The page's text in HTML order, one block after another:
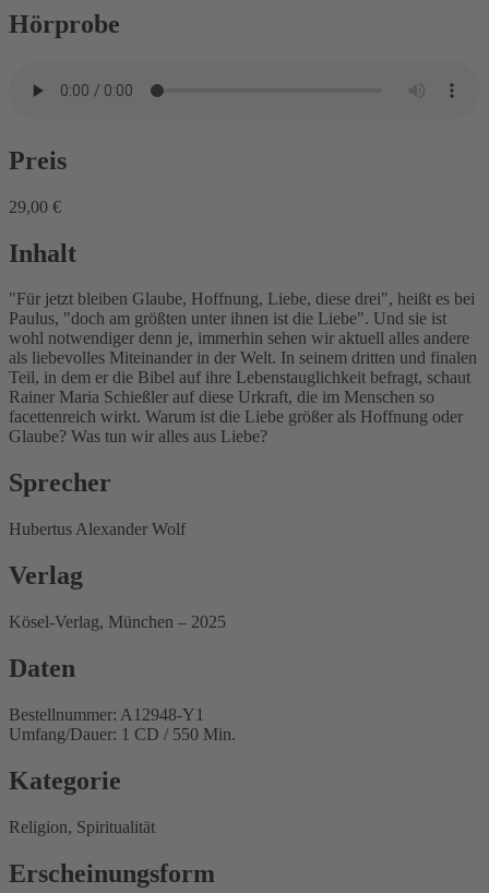
Hörprobe
Preis
29,00 €
Inhalt
"Für jetzt bleiben Glaube, Hoffnung, Liebe, diese drei", heißt es bei
Paulus, "doch am größten unter ihnen ist die Liebe". Und sie ist
wohl notwendiger denn je, immerhin sehen wir aktuell alles andere
als liebevolles Miteinander in der Welt. In seinem dritten und finalen
Teil, in dem er die Bibel auf ihre Lebenstauglichkeit befragt, schaut
Rainer Maria Schießler auf diese Urkraft, die im Menschen so
facettenreich wirkt. Warum ist die Liebe größer als Hoffnung oder
Glaube? Was tun wir alles aus Liebe?
Sprecher
Hubertus Alexander Wolf
Verlag
Kösel-Verlag, München – 2025
Daten
Bestellnummer: A12948-Y1
Umfang/Dauer: 1 CD / 550 Min.
Kategorie
Religion, Spiritualität
Erscheinungsform